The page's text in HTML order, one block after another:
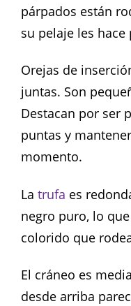
párpados están
su pelaje les
Orejas de
juntas. Son
Destacan por ser
puntas y
momento.
La trufa es
negro puro, lo
colorido que
El cráneo es
desde arriba